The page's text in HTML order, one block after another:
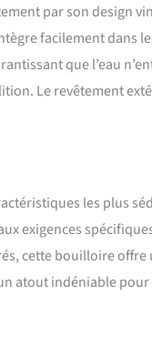
style. De nos modèles
années
par son design
facilement
que l’eau
Le revêtement
les plus
exigences
cette bouilloire
atout indéniable